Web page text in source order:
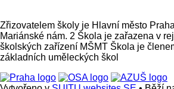
Zřizovatelem školy je Hlavní město
Mariánské nám. 2 Škola je zařazena v
školských zařízení MŠMT Škola je
základních uměleckých škol